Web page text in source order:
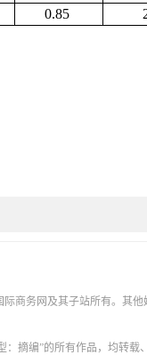
0.85
商务网及其子站所有。其
摘编”的所有作品，均转